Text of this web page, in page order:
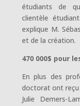
étudiants de
clientèle
explique M.
et de la création.
470 000$ pour
En plus des
doctorat ont reçu
Julie Demers-